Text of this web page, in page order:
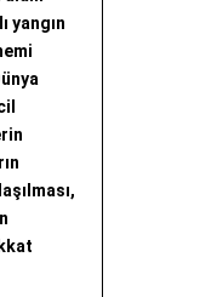
yangın